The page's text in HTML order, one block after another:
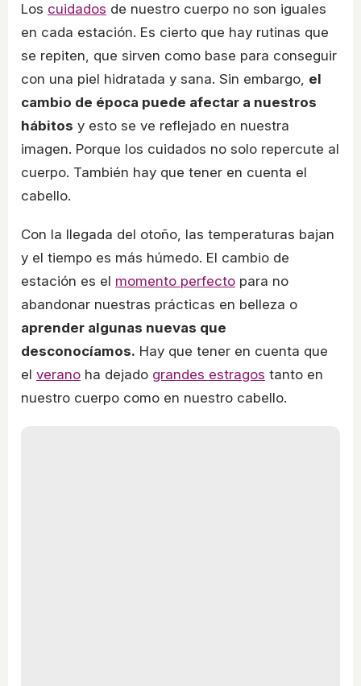
Los cuidados de nuestro cuerpo no son iguales
en cada estación. Es cierto que hay rutinas que
se repiten, que sirven como base para conseguir
con una piel hidratada y sana. Sin embargo, el
cambio de época puede afectar a nuestros
hábitos y esto se ve reflejado en nuestra
imagen. Porque los cuidados no solo repercute al
cuerpo. También hay que tener en cuenta el
cabello.
Con la llegada del otoño, las temperaturas bajan
y el tiempo es más húmedo. El cambio de
estación es el momento perfecto para no
abandonar nuestras prácticas en belleza o
aprender algunas nuevas que
desconocíamos. Hay que tener en cuenta que
el verano ha dejado grandes estragos tanto en
nuestro cuerpo como en nuestro cabello.